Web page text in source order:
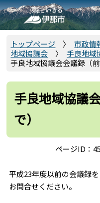
こ
の
ペ
先
トップページ 市政情
地域協議会
手良地域
手良地域協議会会議録（前
手良地域協議
で）
ページID：
平成23年度以前の会議録
お問合せください。